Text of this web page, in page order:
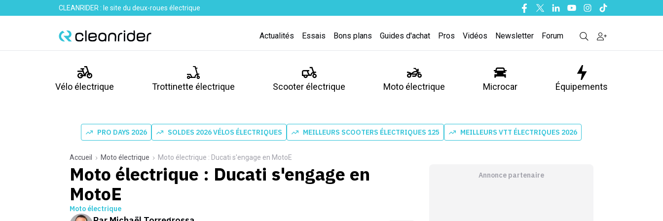
CLEANRIDER : le site du deux-roues électrique Facebook
TwitterLinkedinYoutubeInstagram
Tiktok
Actualités Essais Bons plans Guides d'achat Pros Vidéos Newsletter Forum
Vélo électrique Trottinette électrique Scooter électrique Moto électrique Microcar Équipements
PRO DAYS 2026 SOLDES 2026 VÉLOS ÉLECTRIQUES MEILLEURS SCOOTERS ÉLECTRIQUES 125 MEILLEURS VTT ÉLECTRIQUES 2026
Accueil Moto électrique Moto électrique : Ducati s'engage en MotoE
Moto électrique : Ducati s'engage en
MotoE
Moto électrique
Annonce partenaire